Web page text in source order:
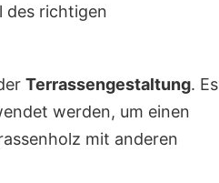
des richtigen
Terrassengestaltung. Es
werden, um einen
mit anderen